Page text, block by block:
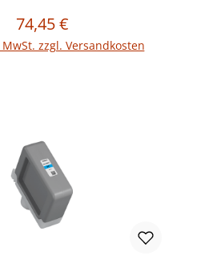
Regulärer Preis:
74,45 €
zzgl. Versandkosten
den Warenkorb